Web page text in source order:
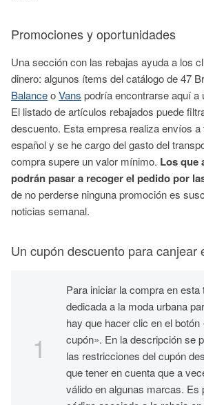
Promociones y oportunidades
Una sección con las rebajas ayuda a los
dinero: algunos ítems del catálogo de 47
BalanceoVans podría encontrarse aquí a
El listado de artículos rebajados puede
descuento. Esta empresa realiza envíos a
español y se he cargo del gasto del
compra supere un valor mínimo. Los que
podrán pasar a recoger el pedido por
de no perderse ninguna promoción es
noticias semanal.
Un cupón descuento para canjear
Para iniciar la compra en esta
dedicada a la moda urbana
hay que hacer clic en el botón
cupón». En la descripción se
las restricciones del cupón
que tener en cuenta que a
válido en algunas marcas. Es